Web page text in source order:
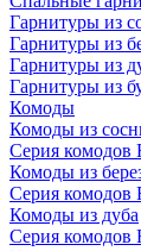
Гарнитуры из
Гарнитуры из
Гарнитуры из
Гарнитуры из
Комоды
Комоды из
Серия комодов
Комоды из
Серия комодов
Комоды из дуба
Серия комодов